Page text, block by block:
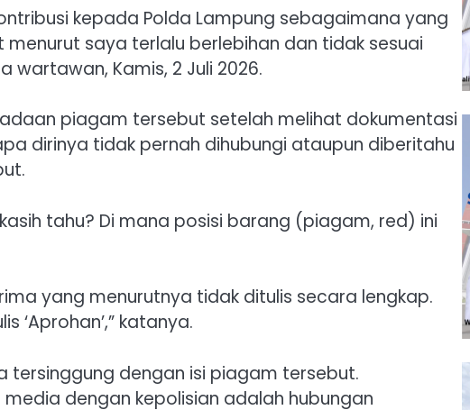
kepada Polda Lampung sebagaimana yang
saya terlalu berlebihan dan tidak sesuai
wartawan, Kamis, 2 Juli 2026.
piagam tersebut setelah melihat dokumentasi
dirinya tidak pernah dihubungi ataupun diberitahu
tahu? Di mana posisi barang (piagam, red) ini
yang menurutnya tidak ditulis secara lengkap.
‘Aprohan’,” katanya.
tersinggung dengan isi piagam tersebut.
dengan kepolisian adalah hubungan